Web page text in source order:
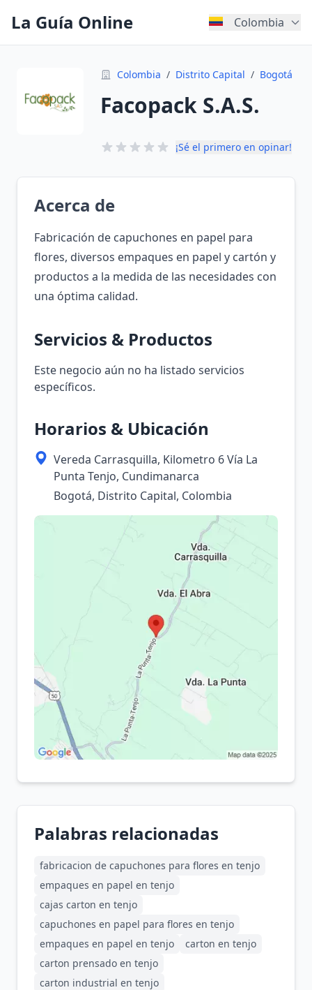
La Guía Online Colombia
Colombia / Distrito Capital / Bogotá
Facopack S.A.S.
¡Sé el primero en opinar!
Acerca de
Fabricación de capuchones en papel para
flores, diversos empaques en papel y cartón y
productos a la medida de las necesidades con
una óptima calidad.
Servicios & Productos
Este negocio aún no ha listado servicios
específicos.
Horarios & Ubicación
Vereda Carrasquilla, Kilometro 6 Vía La
Punta Tenjo, Cundimanarca
Bogotá, Distrito Capital, Colombia
Palabras relacionadas
fabricacion de capuchones para flores en tenjo
empaques en papel en tenjo
cajas carton en tenjo
capuchones en papel para flores en tenjo
empaques en papel en tenjo
carton en tenjo
carton prensado en tenjo
carton industrial en tenjo